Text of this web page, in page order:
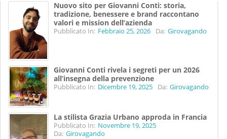
Nuovo sito per Giovanni Conti: storia,
tradizione, benessere e brand raccontano
valori e mission dell’azienda
Pubblicato In: Febbraio 25, 2026 Da: Girovagando
Giovanni Conti rivela i segreti per un 2026
all’insegna della prevenzione
Pubblicato In: Dicembre 19, 2025 Da: Girovagando
La stilista Grazia Urbano approda in Francia
Pubblicato In: Novembre 19, 2025
Da: Girovagando